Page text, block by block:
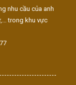
nhu cầu của anh
trong khu vực